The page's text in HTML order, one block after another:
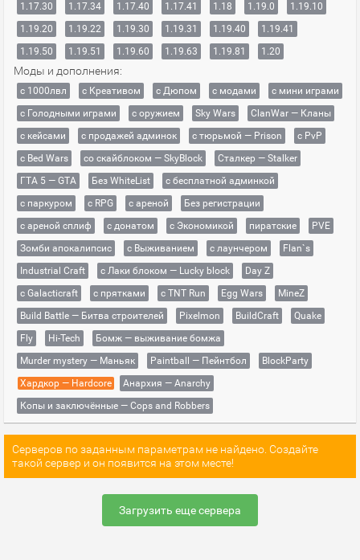
1.17.30
1.17.34 1.17.40 1.17.41 1.18 1.19.0
1.19.10
1.19.20
1.19.22 1.19.30 1.19.31 1.19.40
1.19.41
1.19.50
1.19.51 1.19.60 1.19.63 1.19.81 1.20
Моды и дополнения:
с 1000лвл c Креативом с Дюпом с модами
с мини играми
с Голодными играми
с оружием Sky Wars
ClanWar — Кланы
с кейсами
с продажей админок с тюрьмой — Prison
с PvP
с Bed Wars
со скайблоком — SkyBlock
Сталкер — Stalker
ГТА 5 — GTA
Без WhiteList
с бесплатной админкой
с паркуром
с RPG с ареной
Без регистрации
с ареной сплиф
с донатом с Экономикой пиратские
PVE
Зомби апокалипсис
с Выживанием с лаунчером
Flan`s
Industrial Craft
с Лаки блоком — Lucky block
Day Z
с Galacticraft
с прятками с TNT Run Egg Wars
MineZ
Build Battle — Битва строителей
Pixelmon BuildCraft
Quake
Fly
Hi-Tech
Бомж — выживание бомжа
Murder mystery — Маньяк
Paintball — Пейнтбол
BlockParty
Хардкор — Hardcore
Анархия — Anarchy
Копы и заключённые — Cops and Robbers
Серверов по заданным параметрам не найдено. Создайте
такой сервер и он появится на этом месте!
Загрузить еще сервера